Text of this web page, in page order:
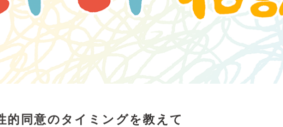
的同意のタイミングを教えて